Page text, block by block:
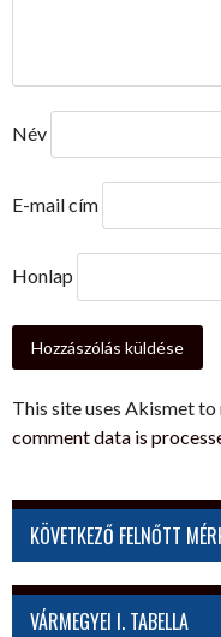
Név
E-mail cím
Honlap
This site uses Akismet to
comment data is
KÖVETKEZŐ FELNŐTT
VÁRMEGYEI I. TABELLA